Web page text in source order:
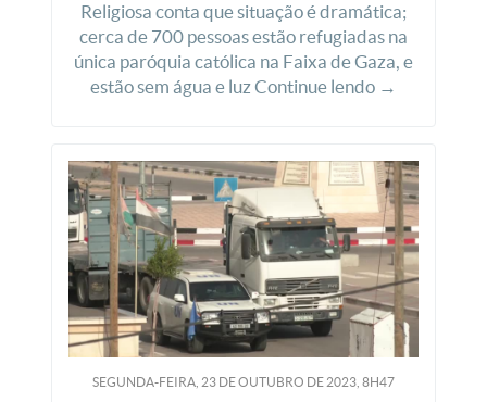
Religiosa conta que situação é dramática;
cerca de 700 pessoas estão refugiadas na
única paróquia católica na Faixa de Gaza, e
estão sem água e luz Continue lendo →
SEGUNDA-FEIRA, 23 DEOUTUBRO DE 2023, 8H47